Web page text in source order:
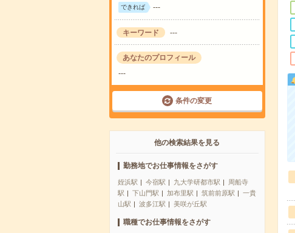
できれば ---
キーワード ---
あなたのプロフィール
---
条件の変更
他の検索結果を見る
勤務地でお仕事情報をさがす
姪浜駅 今宿駅 九大学研都市駅
周船寺
駅
下山門駅 加布里駅 筑前前原駅
一貴
山駅
波多江駅 美咲が丘駅
職種でお仕事情報をさがす